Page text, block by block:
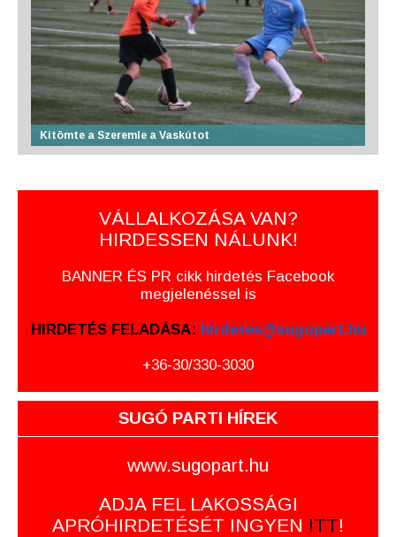
Kitömte a Szeremle a Vaskútot
VÁLLALKOZÁSA VAN?
HIRDESSEN NÁLUNK!
BANNER ÉS PR cikk hirdetés Facebook
megjelenéssel is
HIRDETÉS FELADÁSA: hirdetes@sugopart.hu
+36-30/330-3030
SUGÓ PARTI HÍREK
www.sugopart.hu
ADJA FEL LAKOSSÁGI
APRÓHIRDETÉSÉT INGYEN ITT!